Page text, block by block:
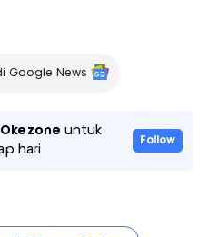
Google News
untuk
hari
Follow